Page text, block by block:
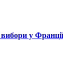
у Франції